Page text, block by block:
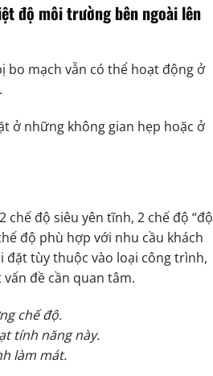
độ môi trường bên ngoài lên
bo mạch vẫn có thể hoạt động ở
ở những không gian hẹp hoặc ở
chế độ siêu yên tĩnh, 2 chế độ “độ
độ phù hợp với nhu cầu khách
đặt tùy thuộc vào loại công trình,
đề cần quan tâm.
chế độ.
tính năng này.
làm mát.